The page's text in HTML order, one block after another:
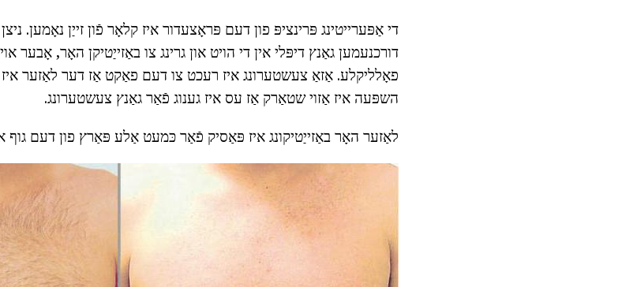
די אַפּערייטינג פּרינציפּ פון דעם פּראָצעדור איז קלאָר פֿון זייַן נאָמען.
דורכנעמען גאַנץ דיפּלי אין די הויט און גרינג צו באַזייַטיקן האָר, אָבער
פאָלליקלע. אַזאַ צעשטערונג איז רעכט צו דעם פאַקט אַז דער לאַזער
השפּעה איז אַזוי שטאַרק אַז עס איז גענוג פֿאַר גאַנץ צעשטערונג.
לאַזער האָר באַזייַטיקונג איז פּאַסיק פֿאַר כּמעט אַלע פּאַרץ פון דעם גוף